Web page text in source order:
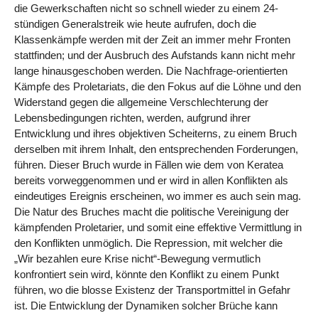
die Gewerkschaften nicht so schnell wieder zu einem 24-
stündigen Generalstreik wie heute aufrufen, doch die
Klassenkämpfe werden mit der Zeit an immer mehr Fronten
stattfinden; und der Ausbruch des Aufstands kann nicht mehr
lange hinausgeschoben werden. Die Nachfrage-orientierten
Kämpfe des Proletariats, die den Fokus auf die Löhne und den
Widerstand gegen die allgemeine Verschlechterung der
Lebensbedingungen richten, werden, aufgrund ihrer
Entwicklung und ihres objektiven Scheiterns, zu einem Bruch
derselben mit ihrem Inhalt, den entsprechenden Forderungen,
führen. Dieser Bruch wurde in Fällen wie dem von Keratea
bereits vorweggenommen und er wird in allen Konflikten als
eindeutiges Ereignis erscheinen, wo immer es auch sein mag.
Die Natur des Bruches macht die politische Vereinigung der
kämpfenden Proletarier, und somit eine effektive Vermittlung in
den Konflikten unmöglich. Die Repression, mit welcher die
„Wir bezahlen eure Krise nicht“-Bewegung vermutlich
konfrontiert sein wird, könnte den Konflikt zu einem Punkt
führen, wo die blosse Existenz der Transportmittel in Gefahr
ist. Die Entwicklung der Dynamiken solcher Brüche kann